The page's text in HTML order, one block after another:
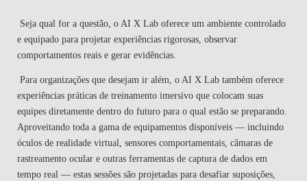
Seja qual for a questão, o AI X Lab oferece um ambiente controlado
e equipado para projetar experiências rigorosas, observar
comportamentos reais e gerar evidências.
Para organizações que desejam ir além, o AI X Lab também oferece
experiências práticas de treinamento imersivo que colocam suas
equipes diretamente dentro do futuro para o qual estão se preparando.
Aproveitando toda a gama de equipamentos disponíveis — incluindo
óculos de realidade virtual, sensores comportamentais, câmaras de
rastreamento ocular e outras ferramentas de captura de dados em
tempo real — estas sessões são projetadas para desafiar suposições,